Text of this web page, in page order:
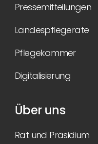
Pressemitteilungen
Landespflegeräte
Pflegekammer
Digitalisierung
Über uns
Rat und Präsidium